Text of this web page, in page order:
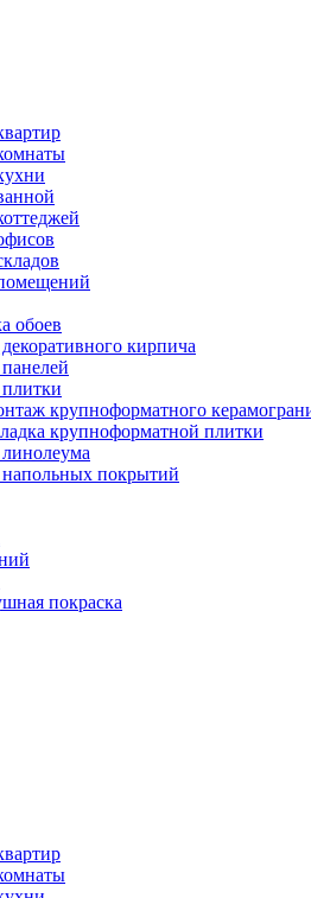
обоев
кирпича
крупноформатного
крупноформатной плитки
напольных покрытий
покраска